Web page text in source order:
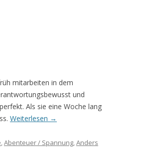
mitarbeiten in dem
und
Als sie eine Woche lang
Weiterlesen →
,Abenteuer / Spannung,Anders